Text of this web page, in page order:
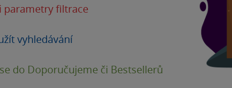
parametry filtrace
vyhledávání
do Doporučujeme či Bestsellerů